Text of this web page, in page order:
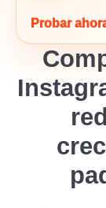
Probar